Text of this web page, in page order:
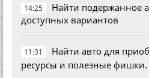
14:25
Найти подержанное
доступных вариантов
11:31
Найти авто для
ресурсы и полезные фишки.